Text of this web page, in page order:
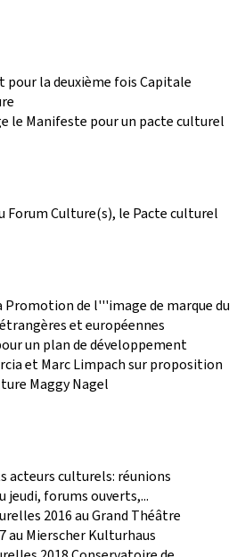
pour la deuxième fois Capitale
le Manifeste pour un pacte culturel
Forum Culture(s), le Pacte culturel
Promotion de l'''image de marque du
et européennes
un plan de développement
et Marc Limpach sur proposition
Maggy Nagel
acteurs culturels: réunions
forums ouverts,...
2016 au Grand Théâtre
au Mierscher Kulturhaus